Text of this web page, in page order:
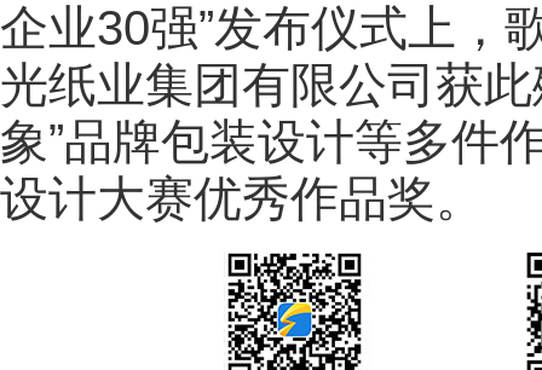
企业30强”发布仪式上，
光纸业集团有限公司获
象”品牌包装设计等多件
设计大赛优秀作品奖。